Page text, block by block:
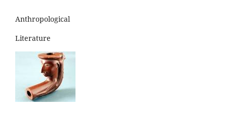
Anthropological
Literature